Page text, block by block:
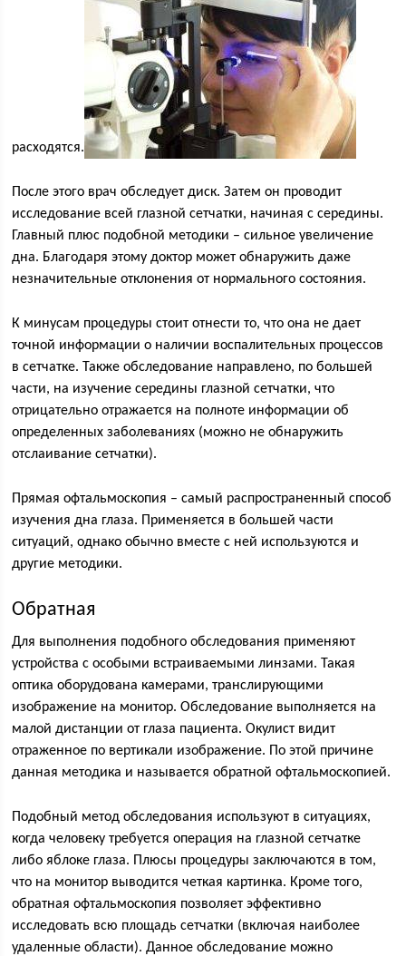
расходятся.
После этого врач обследует диск. Затем он проводит
исследование всей глазной сетчатки, начиная с середины.
Главный плюс подобной методики – сильное увеличение
дна. Благодаря этому доктор может обнаружить даже
незначительные отклонения от нормального состояния.
К минусам процедуры стоит отнести то, что она не дает
точной информации о наличии воспалительных процессов
в сетчатке. Также обследование направлено, по большей
части, на изучение середины глазной сетчатки, что
отрицательно отражается на полноте информации об
определенных заболеваниях (можно не обнаружить
отслаивание сетчатки).
Прямая офтальмоскопия – самый распространенный способ
изучения дна глаза. Применяется в большей части
ситуаций, однако обычно вместе с ней используются и
другие методики.
Обратная
Для выполнения подобного обследования применяют
устройства с особыми встраиваемыми линзами. Такая
оптика оборудована камерами, транслирующими
изображение на монитор. Обследование выполняется на
малой дистанции от глаза пациента. Окулист видит
отраженное по вертикали изображение. По этой причине
данная методика и называется обратной офтальмоскопией.
Подобный метод обследования используют в ситуациях,
когда человеку требуется операция на глазной сетчатке
либо яблоке глаза. Плюсы процедуры заключаются в том,
что на монитор выводится четкая картинка. Кроме того,
обратная офтальмоскопия позволяет эффективно
исследовать всю площадь сетчатки (включая наиболее
удаленные области). Данное обследование можно